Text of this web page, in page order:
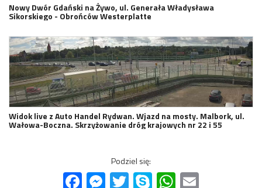
Nowy Dwór Gdański na Żywo, ul. Generała Władysława
Sikorskiego - Obrońców Westerplatte
Widok live z Auto Handel Rydwan. Wjazd na mosty. Malbork, ul.
Wałowa-Boczna. Skrzyżowanie dróg krajowych nr 22 i 55
Podziel się:
FacebookMessenger
Twitter Skype WhatsApp